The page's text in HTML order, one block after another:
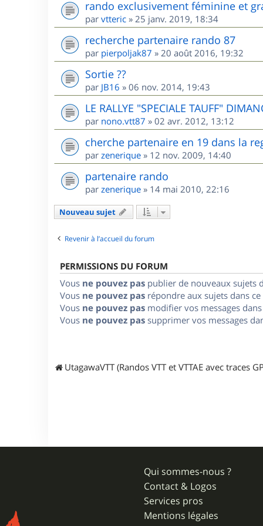
rando exclusivement féminine et
par vtteric » 25 janv. 2019, 18:34
recherche partenaire rando 87
par pierpoljak87 » 20 août 2016, 19:32
Sortie ??
par JB16 » 06 nov. 2014, 19:43
LE RALLYE "SPECIALE TAUFF"
par nono.vtt87 » 02 avr. 2012, 13:12
cherche partenaire en 19 dans la
par zenerique » 12 nov. 2009, 14:40
partenaire rando
par zenerique » 14 mai 2010, 22:16
Nouveau sujet
Revenir à l’accueil du forum
PERMISSIONS DU FORUM
Vous ne pouvez pas publier de nouveaux sujets
Vous ne pouvez pas répondre aux sujets dans
Vous ne pouvez pas modifier vos messages
Vous ne pouvez pas supprimer vos messages
UtagawaVTT (Randos VTT et VTTAE avec traces
Qui sommes-nous ?
Contact & Logos
Services pros
Mentions légales